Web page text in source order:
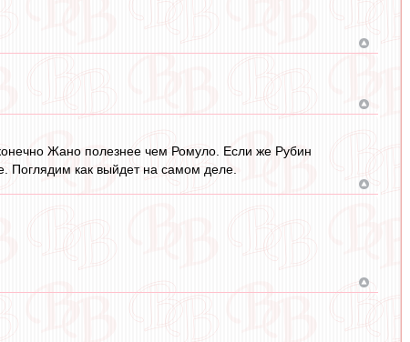
Жано полезнее чем Ромуло. Если же Рубин
Поглядим как выйдет на самом деле.